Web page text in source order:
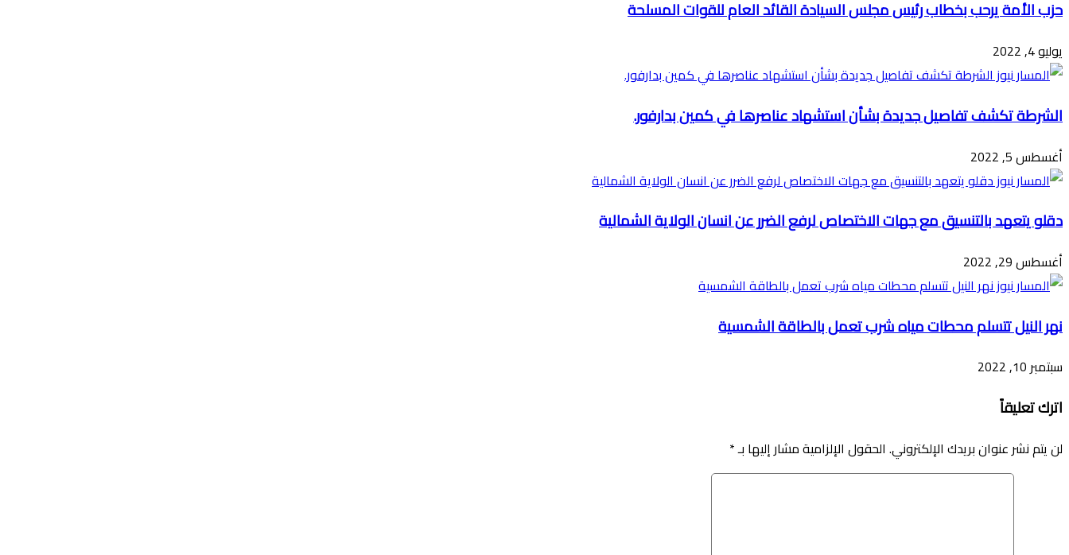
حزب الأمة يرحب بخطاب رئيس مجلس السيادة القائد العام للقوات المسلحة
يوليو 4, 2022
الشرطة تكشف تفاصيل جديدة بشأن استشهاد عناصرها في كمين بدارفور.
أغسطس 5, 2022
دقلو يتعهد بالتنسيق مع جهات الاختصاص لرفع الضرر عن انسان الولاية الشمالية
أغسطس 29, 2022
نهر النيل تتسلم محطات مياه شرب تعمل بالطاقة الشمسية
سبتمبر 10, 2022
اترك تعليقاً
لن يتم نشر عنوان بريدك الإلكتروني. الحقول الإلزامية مشار إليها بـ*